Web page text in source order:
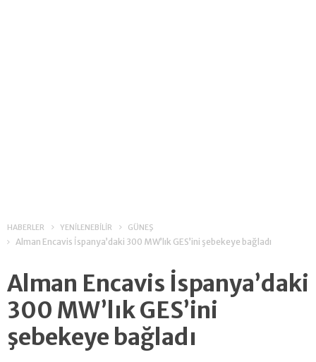
HABERLER YENİLENEBİLİR GÜNEŞ
Alman Encavis İspanya’daki 300 MW’lık GES’ini şebekeye bağladı
Alman Encavis İspanya’daki
300 MW’lık GES’ini
şebekeye bağladı